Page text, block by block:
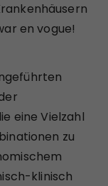
en vogue!
eine Vielzahl
zu
klinisch